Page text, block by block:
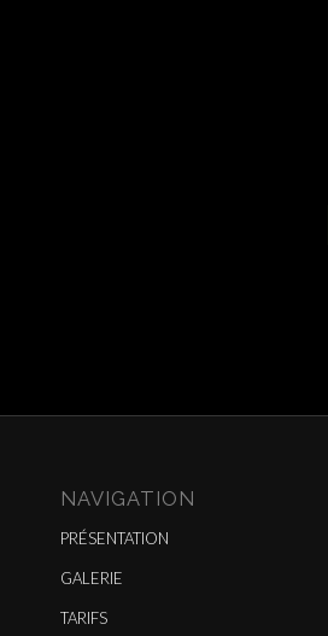
NAVIGATION
PRÉSENTATION
GALERIE
TARIFS